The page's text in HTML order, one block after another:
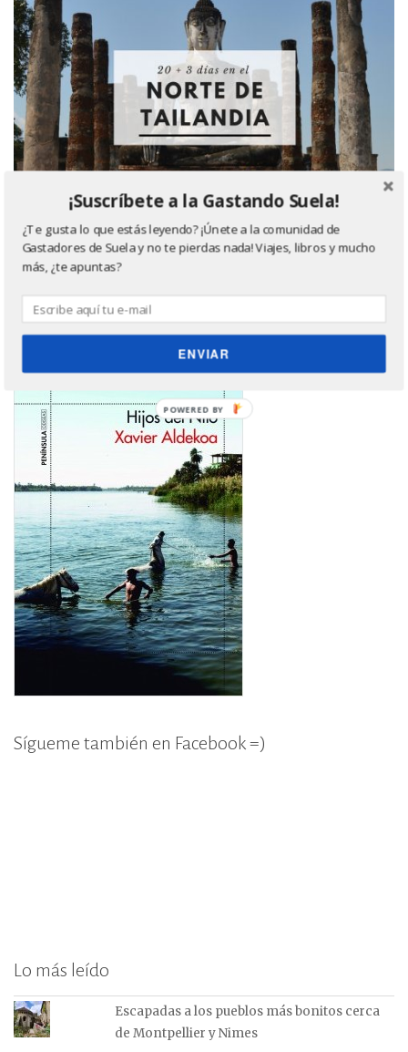
Último libro leído, ¿quieres saber más? Haz click
en la imagen ;)
Sígueme también en Facebook =)
Lo más leído
Escapadas a los pueblos más bonitos cerca
de Montpellier y Nimes
¡Suscríbete a la Gastando Suela!
¿Te gusta lo que estás leyendo? ¡Únete a la comunidad de
Gastadores de Suela y no te pierdas nada! Viajes, libros y mucho
más, ¿te apuntas?
ENVIAR
POWERED
BY